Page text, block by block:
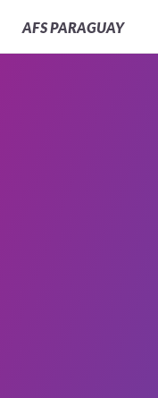
AFSPARAGUAY